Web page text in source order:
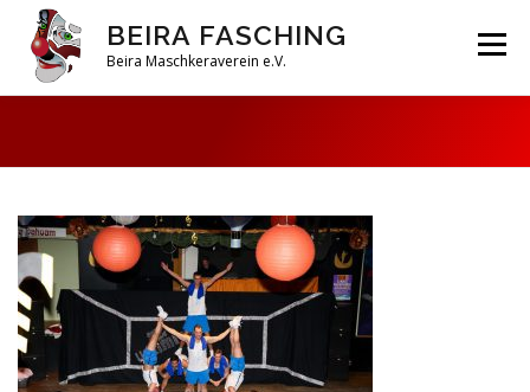
Inhalt
springen
BEIRA FASCHING
Beira Maschkeraverein e.V.
Menü
VEREIN ARCHIV